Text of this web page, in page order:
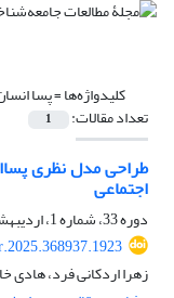
کلیدواژه‌ها =پسا
تعداد مقالات: 1
طراحی مدل نظری
اجتماعی
دوره 33، شماره 1، اردیبهشت 1405، صفحه
زهرا اردکانی فرد، هادی